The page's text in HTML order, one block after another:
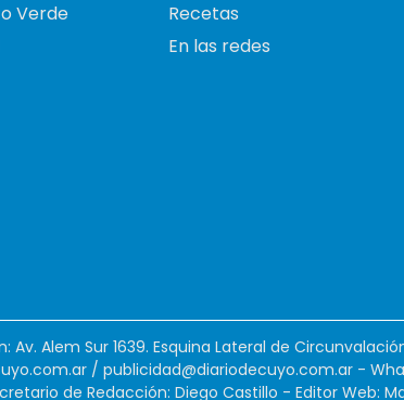
Verde
Recetas
En las redes
Av. Alem Sur 1639. Esquina Lateral de
/ publicidad@diariodecuyo.com.ar -
de Redacción: Diego Castillo - Editor Web: